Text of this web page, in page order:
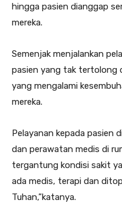
hingga pasien dianggap
mereka.
Semenjak menjalankan
pasien yang tak tertolong
yang mengalami
mereka.
Pelayanan kepada pasien
dan perawatan medis di
tergantung kondisi sakit
ada medis, terapi dan
Tuhan,”katanya.